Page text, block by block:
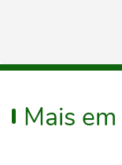
Mais em